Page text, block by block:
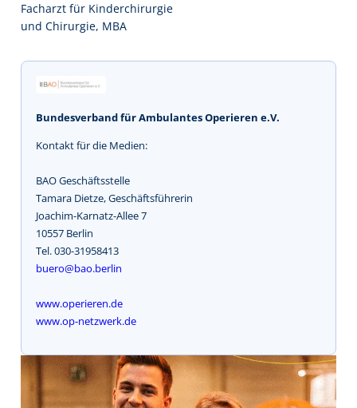
Facharzt für Kinderchirurgie
und Chirurgie, MBA
Bundesverband für Ambulantes Operieren e.V.
Kontakt für die Medien:
BAO Geschäftsstelle
Tamara Dietze, Geschäftsführerin
Joachim-Karnatz-Allee 7
10557 Berlin
Tel. 030-31958413
buero@bao.berlin
www.operieren.de
www.op-netzwerk.de